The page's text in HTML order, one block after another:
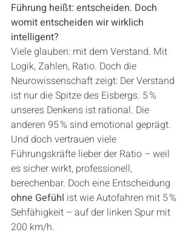
Führung heißt: entscheiden. Doch
womit entscheiden wir wirklich
intelligent?
Viele glauben: mit dem Verstand. Mit
Logik, Zahlen, Ratio. Doch die
Neurowissenschaft zeigt: Der Verstand
ist nur die Spitze des Eisbergs. 5 %
unseres Denkens ist rational. Die
anderen 95 % sind emotional geprägt.
Und doch vertrauen viele
Führungskräfte lieber der Ratio – weil
es sicher wirkt, professionell,
berechenbar. Doch eine Entscheidung
ohne Gefühl ist wie Autofahren mit 5 %
Sehfähigkeit – auf der linken Spur mit
200 km/h.